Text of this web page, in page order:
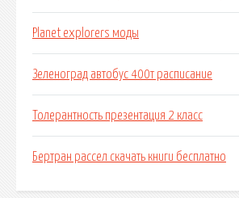
Planet explorers моды
Зеленоград автобус 400т расписание
Толерантность презентация 2 класс
Бертран рассел скачать книги бесплатно